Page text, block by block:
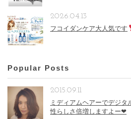
フコイダンケア大人気です
2026.04.13
Popular Posts
ミディアムヘアーでデジ
性らしさ倍増しますよー❤︎
2015.09.11